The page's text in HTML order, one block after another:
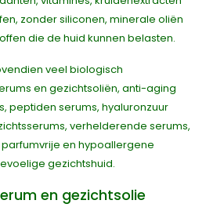
zonder siliconen, minerale oliën
die de huid kunnen belasten.
veel biologisch
en gezichtsoliën, anti-aging
peptiden serums, hyaluronzuur
verhelderende serums,
en hypoallergene
gezichtshuid.
en gezichtsolie